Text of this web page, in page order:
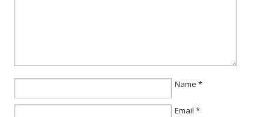
Name *
Email *